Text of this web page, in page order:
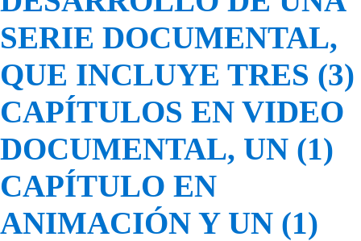
SERIE DOCUMENTAL,
QUE INCLUYE TRES (3)
CAPÍTULOS EN VIDEO
DOCUMENTAL, UN (1)
CAPÍTULO EN
ANIMACIÓN Y UN (1)